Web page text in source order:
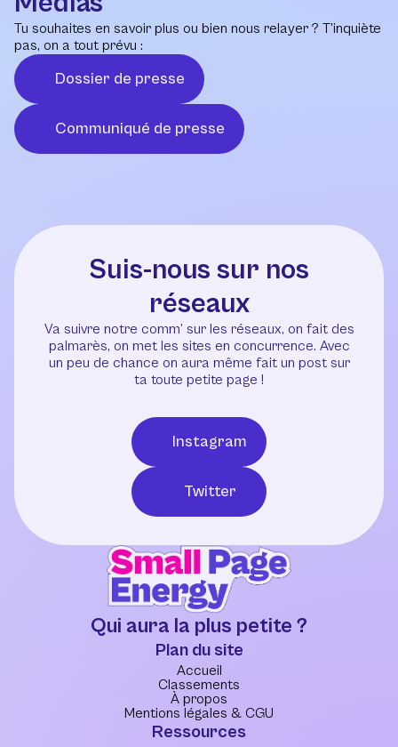
Tu souhaites en savoir plus ou bien nous relayer ? T’inquiète
pas, on a tout prévu :
Dossier de presse
Communiqué de presse
Suis-nous sur nos
réseaux
Va suivre notre comm’ sur les réseaux, on fait des
palmarès, on met les sites en concurrence. Avec
un peu de chance on aura même fait un post sur
ta toute petite page !
Instagram
Twitter
Qui aura la plus petite ?
Plan du site
Accueil
Classements
À propos
Mentions légales & CGU
Ressources